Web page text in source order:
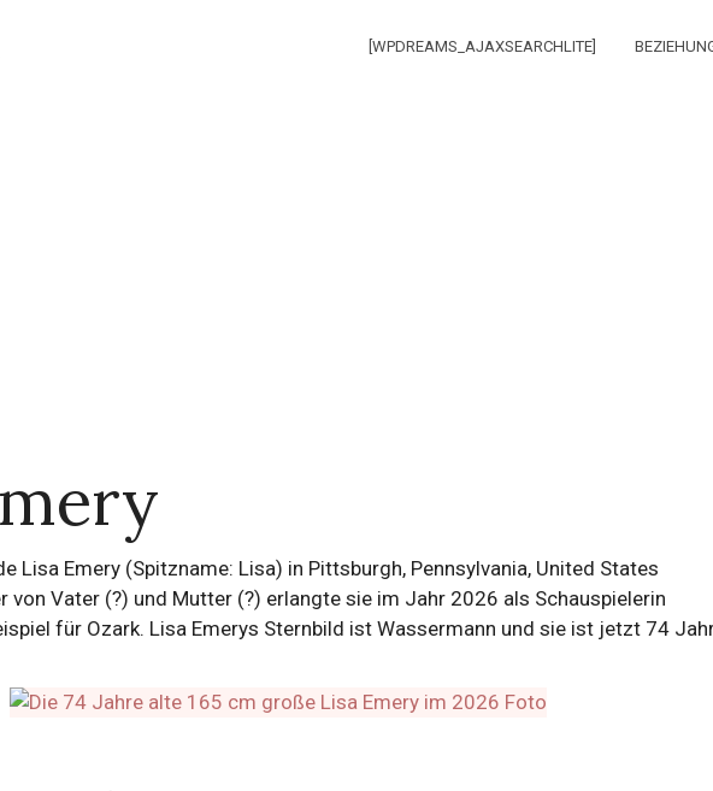
[WPDREAMS_AJAXSEARCHLITE]
Lisa Emery (Spitzname: Lisa) in Pittsburgh, Pennsylvania, United States
von Vater (?) und Mutter (?) erlangte sie im Jahr 2026 als Schauspielerin
für Ozark. Lisa Emerys Sternbild ist Wassermann und sie ist jetzt 74